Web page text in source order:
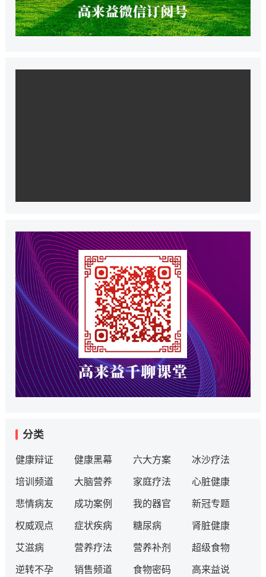
分类
健康辩证 健康黑幕 六大方案 冰沙疗法
培训频道 大脑营养 家庭疗法 心脏健康
悲情病友 成功案例 我的器官 新冠专题
权威观点 症状疾病 糖尿病 肾脏健康
艾滋病 营养疗法 营养补剂 超级食物
逆转不孕 销售频道 食物密码 高来益说